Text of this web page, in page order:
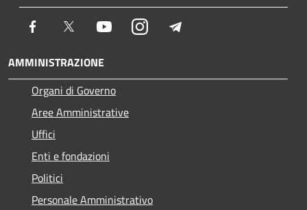
Facebook Twitter YoutubeInstagram
AMMINISTRAZIONE
Organi di Governo
Aree Amministrative
Uffici
Enti e fondazioni
Politici
Personale Amministrativo